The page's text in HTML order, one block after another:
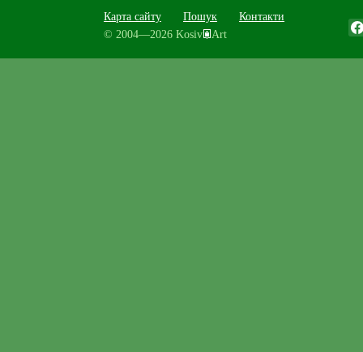
Карта сайту Пошук
Контакти
© 2004—2026 Kosiv
Art